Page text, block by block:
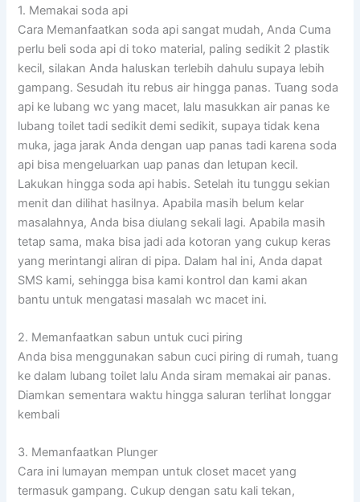
1. Memakai soda api
Cara Memanfaatkan soda api sangat mudah, Anda Cuma
perlu beli soda api di toko material, paling sedikit 2 plastik
kecil, silakan Anda haluskan terlebih dahulu supaya lebih
gampang. Sesudah itu rebus air hingga panas. Tuang soda
api ke lubang wc yang macet, lalu masukkan air panas ke
lubang toilet tadi sedikit demi sedikit, supaya tidak kena
muka, jaga jarak Anda dengan uap panas tadi karena soda
api bisa mengeluarkan uap panas dan letupan kecil.
Lakukan hingga soda api habis. Setelah itu tunggu sekian
menit dan dilihat hasilnya. Apabila masih belum kelar
masalahnya, Anda bisa diulang sekali lagi. Apabila masih
tetap sama, maka bisa jadi ada kotoran yang cukup keras
yang merintangi aliran di pipa. Dalam hal ini, Anda dapat
SMS kami, sehingga bisa kami kontrol dan kami akan
bantu untuk mengatasi masalah wc macet ini.
2. Memanfaatkan sabun untuk cuci piring
Anda bisa menggunakan sabun cuci piring di rumah, tuang
ke dalam lubang toilet lalu Anda siram memakai air panas.
Diamkan sementara waktu hingga saluran terlihat longgar
kembali
3. Memanfaatkan Plunger
Cara ini lumayan mempan untuk closet macet yang
termasuk gampang. Cukup dengan satu kali tekan,